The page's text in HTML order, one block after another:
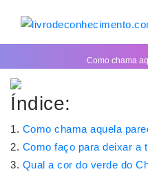
Como chama
Índice:
Como chama aquela
Como faço para deixar a
Qual a cor do verde do